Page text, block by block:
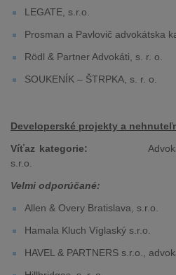
LEGATE, s.r.o.
Prosman a Pavlovič advokátska
Rödl & Partner Advokáti, s. r. o.
SOUKENÍK – ŠTRPKA, s. r. o.
Developerské projekty a
Víťaz kategorie: Advokátska
s.r.o.
Velmi odporúčané:
Allen & Overy Bratislava, s.r.o.
Hamala Kluch Víglaský s.r.o.
HAVEL & PARTNERS s.r.o.,